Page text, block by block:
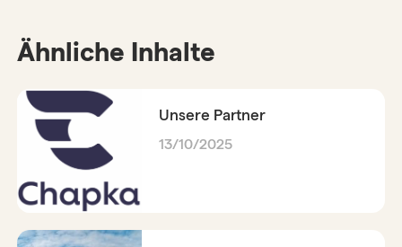
Ähnliche Inhalte
Unsere Partner
13/10/2025